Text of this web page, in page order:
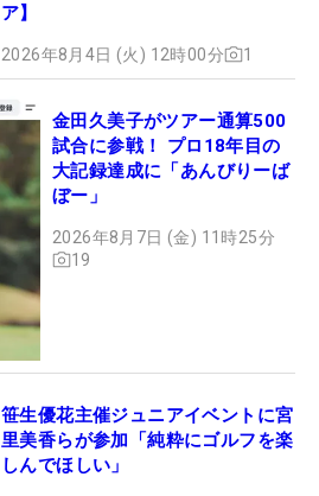
ア】
2026年8月4日 (火) 12時00分 1
金田久美子がツアー通算500
試合に参戦！ プロ18年目の
大記録達成に「あんびりーば
ぼー」
2026年8月7日 (金) 11時25分
19
笹生優花主催ジュニアイベントに宮
里美香らが参加「純粋にゴルフを楽
しんでほしい」